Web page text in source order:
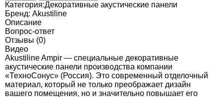
Категория:Декоративные акустические панели
Бренд: Akustiline
Описание
Вопрос-ответ
Отзывы (0)
Видео
Akustiline Ampir — специальные декоративные
акустические панели производства компании
«ТехноСонус» (Россия). Это современный отделочный
материал, который не только преображает дизайн
вашего помещения, но и значительно повышает его